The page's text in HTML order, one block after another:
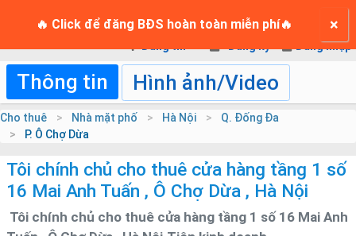
🔥 Click để đăng BĐS hoàn toàn miễn phí🔥 ×
Đăng nhập
Login
Cho thuê Nhà mặt phố Hà Nội
Q. Đống Đa
P. Ô Chợ Dừa
Tôi chính chủ cho thuê cửa hàng tầng 1 số
16 Mai Anh Tuấn , Ô Chợ Dừa , Hà Nội
Tôi chính chủ cho thuê cửa hàng tầng 1 số 16 Mai Anh
Thông tin Hình ảnh/Video